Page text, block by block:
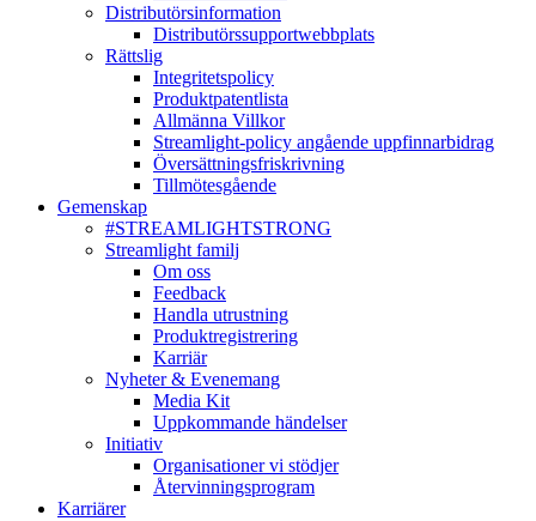
Distributörsinformation
Distributörssupportwebbplats
Rättslig
Integritetspolicy
Produktpatentlista
Allmänna Villkor
Streamlight-policy angående uppfinnarbidrag
Översättningsfriskrivning
Tillmötesgående
Gemenskap
#STREAMLIGHTSTRONG
Streamlight familj
Om oss
Feedback
Handla utrustning
Produktregistrering
Karriär
Nyheter & Evenemang
Media Kit
Uppkommande händelser
Initiativ
Organisationer vi stödjer
Återvinningsprogram
Karriärer